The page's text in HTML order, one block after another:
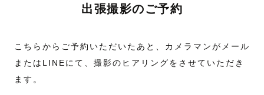
出張撮影のご予約
こちらからご予約いただいたあと、カメラマンがメール
またはLINEにて、撮影のヒアリングをさせていただき
ます。